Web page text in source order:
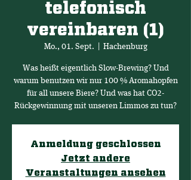
telefonisch
vereinbaren (1)
Mo., 01. Sept. Hachenburg
Was heißt eigentlich Slow-Brewing? Und
warum benutzen wir nur 100 % Aromahopfen
für all unsere Biere? Und was hat CO2-
Rückgewinnung mit unseren Limmos zu tun?
Anmeldung geschlossen
Jetzt andere
Veranstaltungen ansehen